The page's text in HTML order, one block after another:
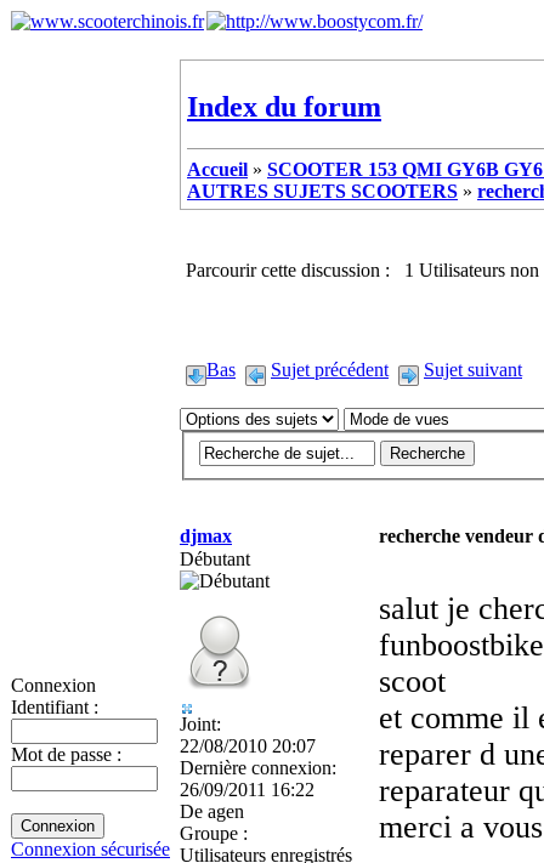
Connexion
Identifiant :
Mot de passe :
Connexion sécurisée
Index du forum
Accueil » SCOOTER 153 QMI GY6B
AUTRES SUJETS SCOOTERS »
Parcourir cette discussion : 1 Utilisateurs non
Bas Sujet précédent Sujet suivant
djmax
recherche vendeur
Débutant
Joint:
22/08/2010 20:07
Dernière connexion:
26/09/2011 16:22
De agen
Groupe :
Utilisateurs enregistrés
salut je
scoot
et comme il
reparer d
reparateur
merci a